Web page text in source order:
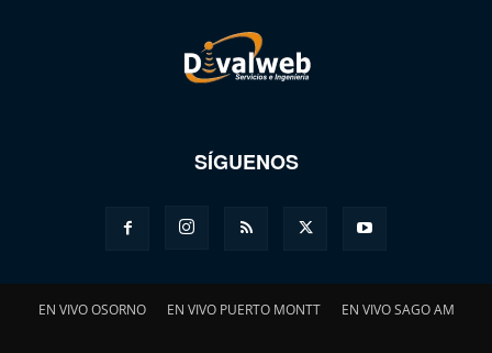
SÍGUENOS
EN VIVO OSORNO EN VIVO PUERTO MONTT EN VIVO SAGO AM